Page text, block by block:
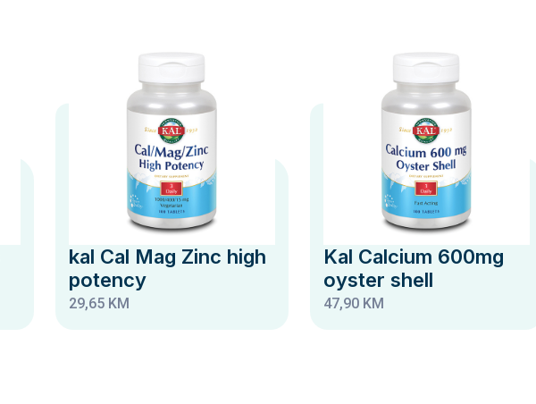
kal Cal Mag Zinc high
potency
29,65 KM
Kal Calcium 600mg
oyster shell
47,90 KM